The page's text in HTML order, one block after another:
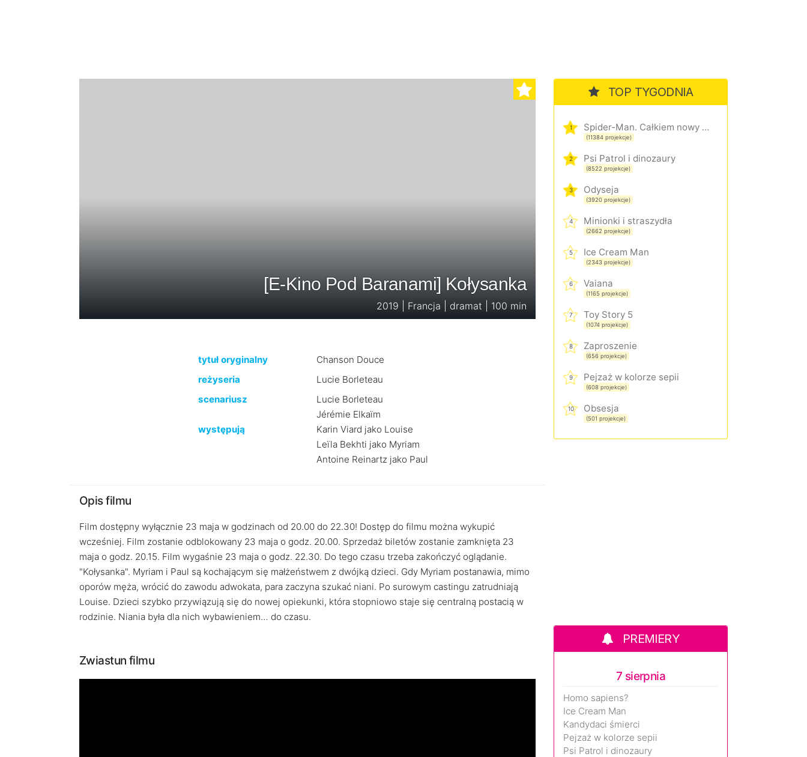
[E-Kino Pod Baranami] Kołysanka
2019 | Francja | dramat | 100 min
tytuł oryginalny
Chanson Douce
reżyseria
Lucie Borleteau
scenariusz
Lucie Borleteau
Jérémie Elkaïm
występują
Karin Viard jako Louise
Leïla Bekhti jako Myriam
Antoine Reinartz jako Paul
Opis filmu
Film dostępny wyłącznie 23 maja w godzinach od 20.00 do 22.30! Dostęp do filmu można wykupić
wcześniej. Film zostanie odblokowany 23 maja o godz. 20.00. Sprzedaż biletów zostanie zamknięta 23
maja o godz. 20.15. Film wygaśnie 23 maja o godz. 22.30. Do tego czasu trzeba zakończyć oglądanie.
"Kołysanka". Myriam i Paul są kochającym się małżeństwem z dwójką dzieci. Gdy Myriam postanawia, mimo
oporów męża, wrócić do zawodu adwokata, para zaczyna szukać niani. Po surowym castingu zatrudniają
Louise. Dzieci szybko przywiązują się do nowej opiekunki, która stopniowo staje się centralną postacią w
rodzinie. Niania była dla nich wybawieniem… do czasu.
Zwiastun filmu
TOP TYGODNIA
1 Spider-Man. Całkiem nowy dzień
(11384 projekcje)
2 Psi Patrol i dinozaury
(8522 projekcje)
3 Odyseja
(3920 projekcje)
4 Minionki i straszydła
(2662 projekcje)
5 Ice Cream Man
(2343 projekcje)
6 Vaiana
(1165 projekcje)
7 Toy Story 5
(1074 projekcje)
8 Zaproszenie
(656 projekcje)
9 Pejzaż w kolorze sepii
(608 projekcje)
10 Obsesja
(501 projekcje)
PREMIERY
7 sierpnia
Homo sapiens?
Ice Cream Man
Kandydaci śmierci
Pejzaż w kolorze sepii
Psi Patrol i dinozaury